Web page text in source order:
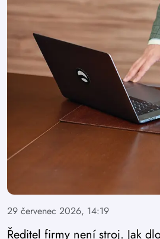
29 červenec 2026, 14:19
Ředitel firmy není stroj. Jak